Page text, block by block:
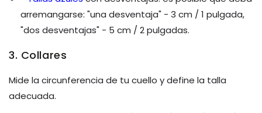
arremangarse: "una desventaja" - 3 cm / 1 pulgada,
"dos desventajas" - 5 cm / 2 pulgadas.
3. Collares
Mide la circunferencia de tu cuello y define la talla
adecuada.